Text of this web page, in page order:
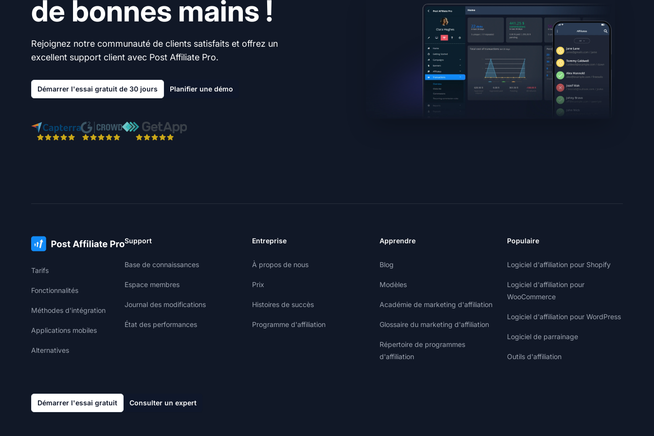
de bonnes mains !
Rejoignez notre communauté de clients satisfaits et offrez un
excellent support client avec Post Affiliate Pro.
Démarrer l'essai gratuit de 30 jours Planifier une démo
Tarifs
Fonctionnalités
Méthodes d'intégration
Applications mobiles
Alternatives
Support
Base de connaissances
Espace membres
Journal des modifications
État des performances
Entreprise
À propos de nous
Prix
Histoires de succès
Programme d'affiliation
Apprendre
Blog
Modèles
Académie de marketing d'affiliation
Glossaire du marketing d'affiliation
Répertoire de programmes
d'affiliation
Populaire
Logiciel d'affiliation pour Shopify
Logiciel d'affiliation pour
WooCommerce
Logiciel d'affiliation pour WordPress
Logiciel de parrainage
Outils d'affiliation
Démarrer l'essai gratuit Consulter un expert